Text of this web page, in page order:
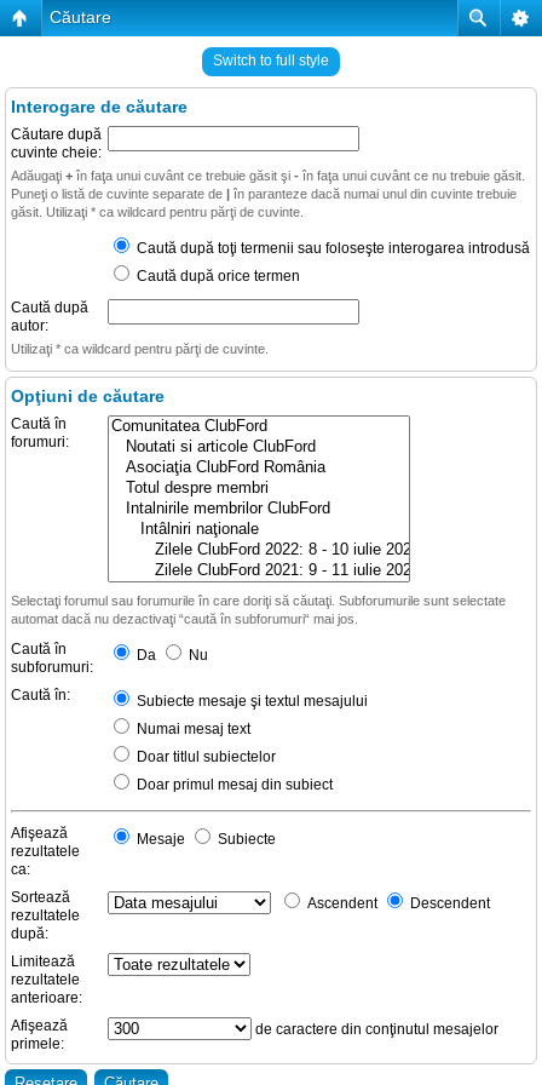
Căutare
Switch to full style
Interogare de căutare
Căutare după
cuvinte cheie:
Adăugaţi + în faţa unui cuvânt ce trebuie găsit şi - în faţa unui cuvânt ce nu trebuie găsit.
Puneţi o listă de cuvinte separate de | în paranteze dacă numai unul din cuvinte trebuie
găsit. Utilizaţi * ca wildcard pentru părţi de cuvinte.
Caută după toţi termenii sau foloseşte interogarea introdusă
Caută după orice termen
Caută după
autor:
Utilizaţi * ca wildcard pentru părţi de cuvinte.
Opţiuni de căutare
Caută în
forumuri:
Selectaţi forumul sau forumurile în care doriţi să căutaţi. Subforumurile sunt selectate
automat dacă nu dezactivaţi “caută în subforumuri“ mai jos.
Caută în
subforumuri:
Da Nu
Caută în:
Subiecte mesaje şi textul mesajului
Numai mesaj text
Doar titlul subiectelor
Doar primul mesaj din subiect
Afişează
rezultatele
ca:
Mesaje Subiecte
Sortează
rezultatele
după:
Ascendent Descendent
Limitează
rezultatele
anterioare:
Afişează
primele:
de caractere din conţinutul mesajelor